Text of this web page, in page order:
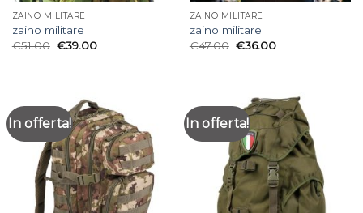
ZAINO MILITARE
zaino militare
€51.00 €39.00
ZAINO MILITARE
zaino militare
€47.00 €36.00
In offerta! In offerta!